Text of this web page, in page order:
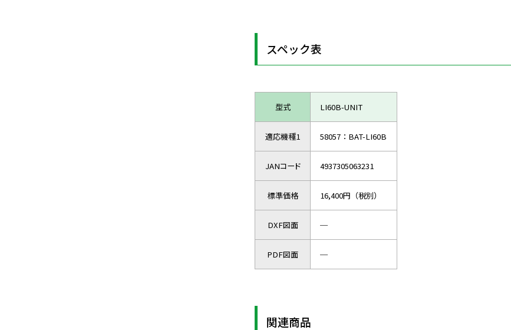
スペック表
型式 LI60B-UNIT
適応機種1 58057：BAT-LI60B
JANコード 4937305063231
標準価格 16,400円（税別）
DXF図面 ─
PDF図面 ─
関連商品